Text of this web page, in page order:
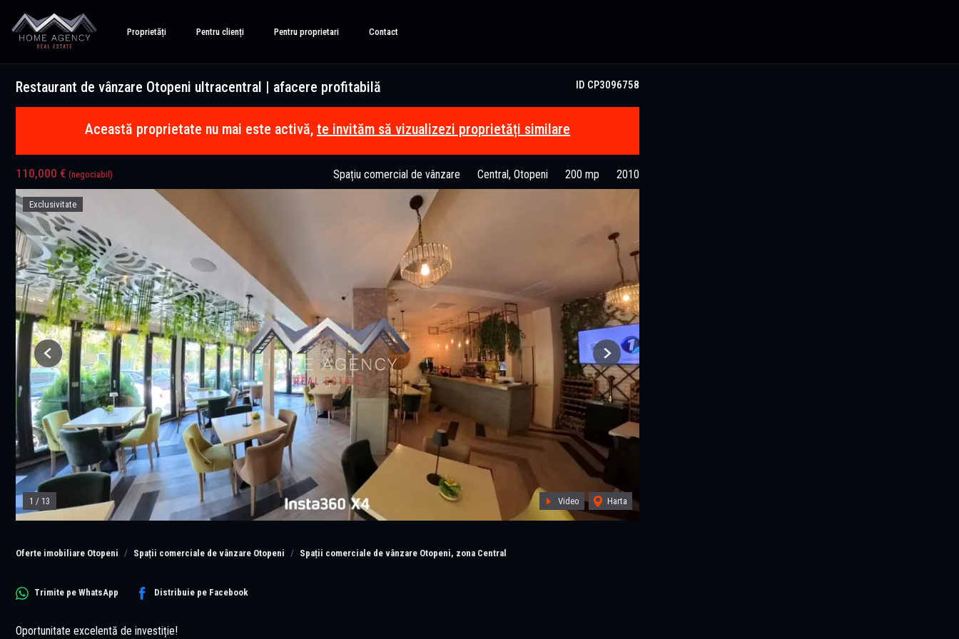
Proprietăți Pentru clienți Pentru proprietari Contact
ID CP3096758
Restaurant de vânzare Otopeni ultracentral | afacere profitabilă
Această proprietate nu mai este activă, te invităm să vizualizezi proprietăți similare
110,000 € (negociabil) Spațiu comercial de vânzare Central, Otopeni 200 mp 2010
Exclusivitate
1 / 13 Video Harta
Previous Next
Oferte imobiliare Otopeni Spații comerciale de vânzare Otopeni Spații comerciale de vânzare Otopeni, zona Central
Trimite pe WhatsApp Distribuie pe Facebook
Oportunitate excelentă de investiție!